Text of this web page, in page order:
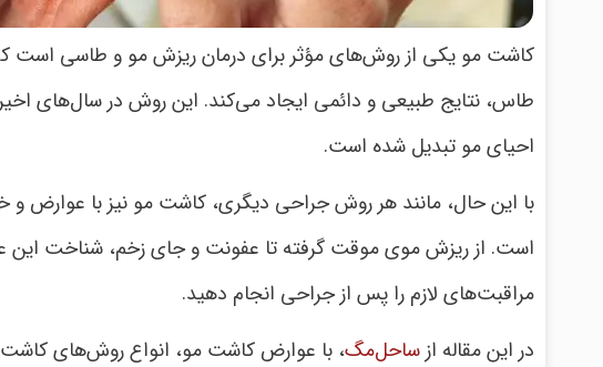
کاشت مو یکی از روش‌های مؤثر برای درمان ریزش مو و طاسی است که
طاس، نتایج طبیعی و دائمی ایجاد می‌کند. این روش در سال‌های
احیای مو تبدیل شده است.
با این حال، مانند هر روش جراحی دیگری، کاشت مو نیز با عوارض و
است. از ریزش موی موقت گرفته تا عفونت و جای زخم، شناخت این
مراقبت‌های لازم را پس از جراحی انجام دهید.
در این مقاله از ساحل‌مگ، با عوارض کاشت مو، انواع روش‌های کاشت،